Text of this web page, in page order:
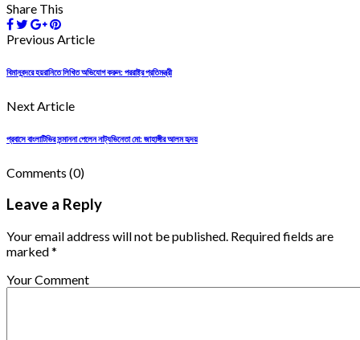
Share This
Previous Article
বিমানবন্দরে হয়রানিতে লিখিত অভিযোগ করুন: পররাষ্ট্র প্রতিমন্ত্রী
Next Article
প্রবাসে বাংলাটিভির সন্মাননা পেলেন নাট্যভিনেতা মো: জাহাঙ্গীর আলম হৃদয়
Comments (0)
Leave a Reply
Your email address will not be published. Required fields are
marked *
Your Comment